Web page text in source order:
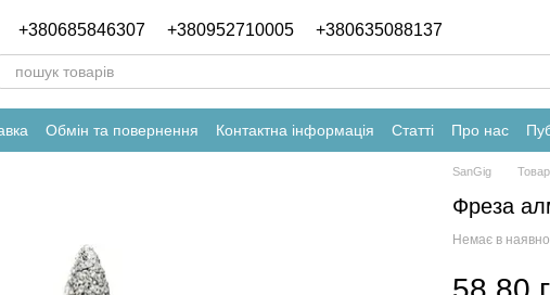
+380685846307 +380952710005 +380635088137
Обмін та повернення Контактна інформація Статті Про нас
SanGig
Фреза
Немає в